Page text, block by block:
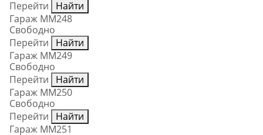
Перейти
Найти
Гараж ММ248
Свободно
Перейти
Найти
Гараж ММ249
Свободно
Перейти
Найти
Гараж ММ250
Свободно
Перейти
Найти
Гараж ММ251